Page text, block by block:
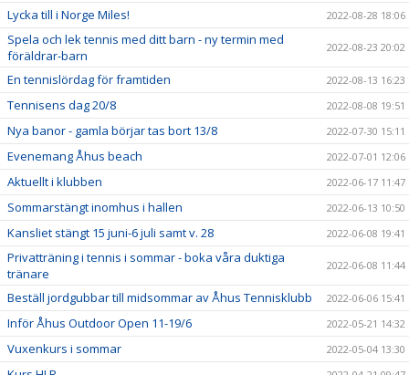
Lycka till i Norge Miles! 2022-08-28 18:06
Spela och lek tennis med ditt barn - ny termin med
föräldrar-barn
2022-08-23 20:02
En tennislördag för framtiden 2022-08-13 16:23
Tennisens dag 20/8 2022-08-08 19:51
Nya banor - gamla börjar tas bort 13/8 2022-07-30 15:11
Evenemang Åhus beach 2022-07-01 12:06
Aktuellt i klubben 2022-06-17 11:47
Sommarstängt inomhus i hallen 2022-06-13 10:50
Kansliet stängt 15 juni-6 juli samt v. 28 2022-06-08 19:41
Privatträning i tennis i sommar - boka våra duktiga
tränare
2022-06-08 11:44
Beställ jordgubbar till midsommar av Åhus Tennisklubb 2022-06-06 15:41
Inför Åhus Outdoor Open 11-19/6 2022-05-21 14:32
Vuxenkurs i sommar 2022-05-04 13:30